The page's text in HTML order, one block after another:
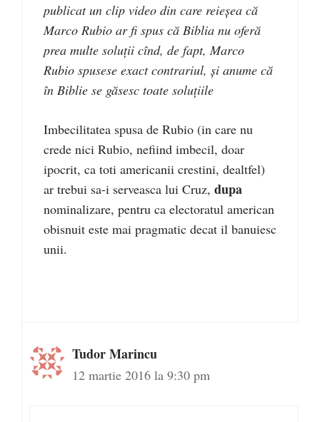
publicat un clip video din care reieșea că
Marco Rubio ar fi spus că Biblia nu oferă
prea multe soluții cînd, de fapt, Marco
Rubio spusese exact contrariul, și anume că
în Biblie se găsesc toate soluțiile
Imbecilitatea spusa de Rubio (in care nu
crede nici Rubio, nefiind imbecil, doar
ipocrit, ca toti americanii crestini, dealtfel)
ar trebui sa-i serveasca lui Cruz, dupa
nominalizare, pentru ca electoratul american
obisnuit este mai pragmatic decat il banuiesc
unii.
Tudor Marincu
12 martie 2016 la 9:30 pm